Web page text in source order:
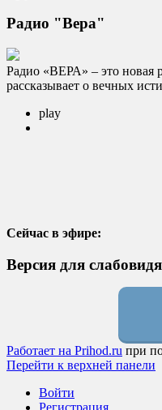
Радио "Вера"
Радио «ВЕРА» – это новая
рассказывает о вечных
play
Сейчас в эфире:
Версия для
Работает на Prihod.ru при
Перейти к верхней панели
Войти
Регистрация